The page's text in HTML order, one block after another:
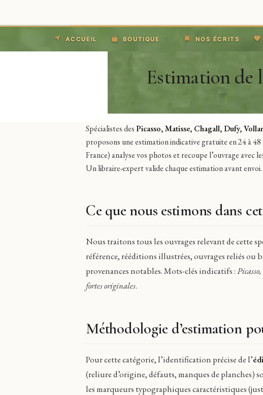
ACCUEIL BOUTIQUE NOS ÉCRITS
Estimation de
Spécialistes desPicasso, Matisse, Chagall, Dufy,
proposons une estimation indicative gratuite en 24 à
France) analyse vos photos et recoupe l’ouvrage avec
Un libraire-expert valide chaque estimation avant envoi.
Ce que nous estimons dans
Nous traitons tous les ouvrages relevant de cette
référence, rééditions illustrées, ouvrages reliés ou
provenances notables. Mots-clés indicatifs :
fortes originales.
Méthodologie d’estimation
Pour cette catégorie, l’identification précise de l’
(reliure d’origine, défauts, manques de planches)
les marqueurs typographiques caractéristiques